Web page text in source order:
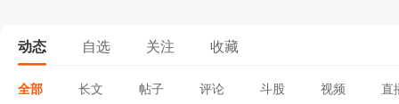
动态 自选 关注 收藏
全部 长文 帖子 评论 斗股 视频 直